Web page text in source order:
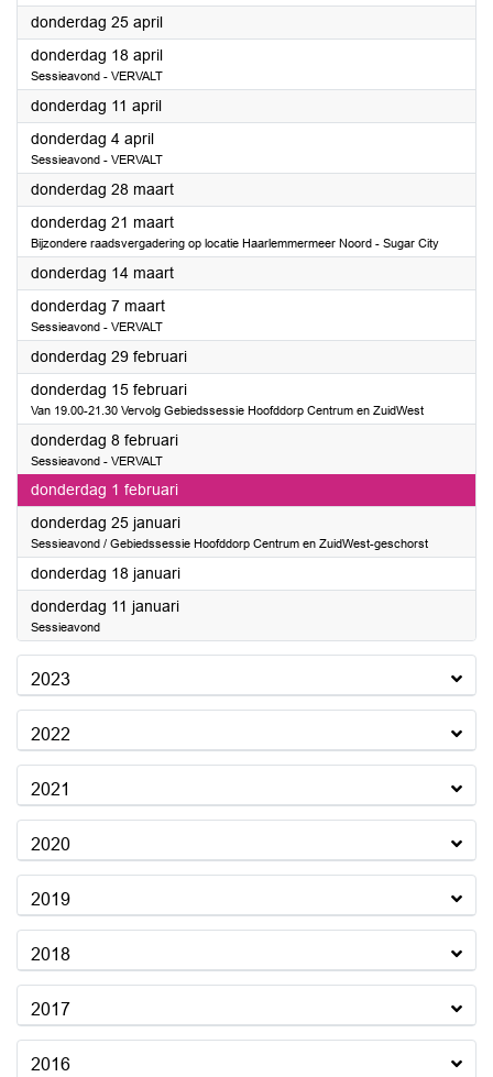
donderdag 25 april2024
donderdag 18 april2024
Sessieavond - VERVALT
donderdag 11 april2024
donderdag 4 april2024
Sessieavond - VERVALT
donderdag 28 maart2024
donderdag 21 maart2024
Bijzondere raadsvergadering op locatie Haarlemmermeer Noord - Sugar City
donderdag 14 maart2024
donderdag 7 maart2024
Sessieavond - VERVALT
donderdag 29 februari2024
donderdag 15 februari2024
Van 19.00-21.30 Vervolg Gebiedssessie Hoofddorp Centrum en ZuidWest
donderdag 8 februari2024
Sessieavond - VERVALT
donderdag 1 februari2024
donderdag 25 januari2024
Sessieavond / Gebiedssessie Hoofddorp Centrum en ZuidWest-geschorst
donderdag 18 januari2024
donderdag 11 januari2024
Sessieavond
2023
2022
2021
2020
2019
2018
2017
2016